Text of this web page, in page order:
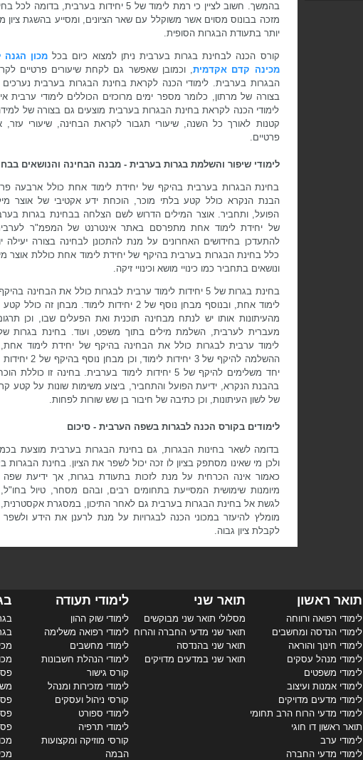
בהמשך. חשוב לציין כי רמת לימוד של 5 יחידות בערבית,
מזכה בבונוס מסוים אשר משוקלל עם שאר הציונים, ומסייע בהשגת ציון
יותר בתעודת הבגרות הסופית.
קורס הכנה לבחינת בגרות בערבית ניתן למצוא כיום בכל מכון הגנה
מכינה קדם אקדמית, וכמובן שאפשר גם לקחת שיעורים פרטיים
הבגרות בערבית. לימודי הכנה לקראת בחינת הבגרות בערבית
בצורה של מרתון, כלומר מספר ימים מרוכזים הכוללים לימודי ערבית
לימודי הכנה לקראת בחינת הבגרות בערבית מוצעים גם בצורה של
קטנות לאורך כל השנה, שיעורי תגבור לקראת הבחינה, שיעורי עזר,
פרטיים.
לימודי שיפור והשלמת בגרות בערבית - מבנה הבחינה והנושאים
בחינת הבגרות בערבית בהיקף של יחידת לימוד אחת כולל ארבעה
הבנת הנקרא כולל קטע בלתי מוכר, הוכחת ידע אקטיבי של אוצר
הפועל, ותחביר. אוצר המילים הדרוש לשם הצלחה בבחינת בגרות
של יחידת לימוד אחת מתפרסם באתר אינטרנט של המפמ"ר
להתעדכן בחידושים האחרונים על מנת להתכונן לבחינה בצורה יעילה
כלל בחינת הבגרות בערבית בהיקף של יחידת לימוד אחת כוללת אוצר
ונושאים בתחביר כמו כינויי מושא וכינויי זיקה.
בחינת בגרות של 5 יחידות לימוד ערבית לבגרות כולל את הבחינה
לימוד אחת, ובנוסף מבחן נוסף של 2 יחידות לימוד. מבחן זה
מהעיתונות אותו יש לנתח מבחינה תוכנית ואת הפעלים שבו, וכן
לימוד ערבית לבגרות כולל את הבחינה בהיקף של יחידת לימוד
ההשלמה להיקף של 3 יחידות
יחד משלימים להיקף של 5 יחידות לימוד בערבית. בחינה זו
בהבנת הנקרא, ידיעת הפועל והתחביר, ביצוע משימות שונות על קטע
של לשון העיתונות, וכן כתיבה של חיבור בן שש שורות לפחות.
לימודים בקורס הכנה לבגרות בשפה הערבית - סיכום
בדומה לשאר בחינות הבגרות, גם בחינת הבגרות בערבית מוצעת
ולכן מי שאינו מסתפק בציון לו זכה יכול לשפר את הציון. בחינת הבגרות
כאמור אינה הכרחית על מנת לזכות בתעודת בגרות, אך ידיעת שפה
מיומנות שימושית המסייעת בתחומים רבים, ובהם מסחר, טיול בחו"ל,
לגשת אל בחינת הבגרות בערבית גם לאחר התיכון, במסגרת אקסטרנית,
מומלץ להיעזר במכוני הכנה לבגרויות על מנת לרענן את הידע ולשפר
לקבלת ציון גבוה.
תואר ראשון
לימודי רפואה ורווחה
לימודי הנדסה ומחשבים
לימודי חינוך והוראה
לימודי מנהל עסקים
לימודי משפטים
לימודי אמנות ועיצוב
לימודי מדעים מדויקים
לימודי מדעי הרוח הרב תחומי
תואר ראשון דו חוגי
לימודי ערב
לימודי מדעי החברה
תואר שני
מסלולי תואר שני מבוקשים
תואר שני מדעי החברה והרוח
תואר שני בהנדסה
תואר שני במדעים מדויקים
לימודי תעודה
לימודי שוק ההון
לימודי רפואה משלימה
לימודי מחשבים
לימודי הנהלת חשבונות
קורס גישור
לימודי מזכירות ומנהל
קורסי ניהול ועסקים
לימודי ספורט
לימודי תרפיה
קורסי מוזיקה ומקצועות
הבמה